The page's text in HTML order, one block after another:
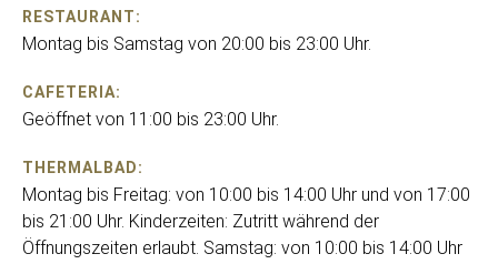
RESTAURANT:
Montag bis Samstag von 20:00 bis 23:00 Uhr.
CAFETERIA:
Geöffnet von 11:00 bis 23:00 Uhr.
THERMALBAD:
Montag bis Freitag: von 10:00 bis 14:00 Uhr und von 17:00
bis 21:00 Uhr. Kinderzeiten: Zutritt während der
Öffnungszeiten erlaubt. Samstag: von 10:00 bis 14:00 Uhr